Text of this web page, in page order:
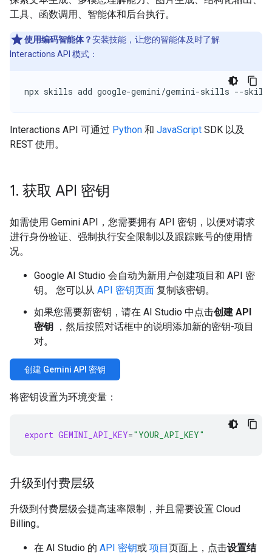
工具、函数调用、智能体和后台执行。
使用编码智能体？安装技能，让您的智能体及时了解
Interactions API 模式：
npx skills add google-gemini/gemini-skills --skill
Interactions API 可通过 Python 和 JavaScript SDK 以及
REST 使用。
1. 获取 API 密钥
如需使用 Gemini API，您需要拥有 API 密钥，以便对请求
进行身份验证、强制执行安全限制以及跟踪账号的使用情
况。
Google AI Studio 会自动为新用户创建项目和 API 密
钥。 您可以从 API 密钥页面 复制该密钥。
如果您需要新密钥，请在 AI Studio 中点击创建 API
密钥 ，然后按照对话框中的说明添加新的密钥-项目
对。
创建 Gemini API 密钥
将密钥设置为环境变量：
export GEMINI_API_KEY="YOUR_API_KEY"
升级到付费层级
升级到付费层级会提高速率限制，并且需要设置 Cloud
Billing。
在 AI Studio 的 API 密钥或 项目页面上，点击设置结